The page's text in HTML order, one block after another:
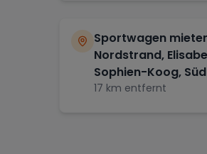
Sportwagen
Nordstrand,
Sophien-Koog,
17 km entfernt